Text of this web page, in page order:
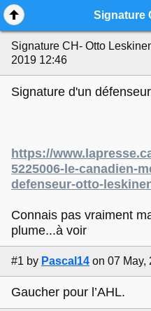
Signature CH- Otto
2019 12:46
Signature d'un
https://
5225006-le-canadien-
defenseur-otto-
Connais pas vraiment
plume...à voir
#1 by Pascal14 on 07 May,
Gaucher pour l’AHL.